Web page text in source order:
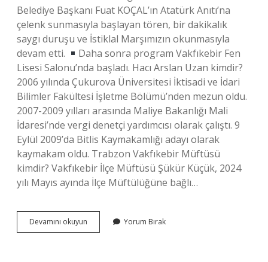
Belediye Başkanı Fuat KOÇAL’ın Atatürk Anıtı’na
çelenk sunmasıyla başlayan tören, bir dakikalık
saygı duruşu ve İstiklal Marşımızın okunmasıyla
devam etti.
Daha sonra program Vakfıkebir Fen
Lisesi Salonu’nda başladı. Hacı Arslan Uzan kimdir?
2006 yılında Çukurova Üniversitesi İktisadi ve İdari
Bilimler Fakültesi İşletme Bölümü’nden mezun oldu.
2007-2009 yılları arasında Maliye Bakanlığı Mali
İdaresi’nde vergi denetçi yardımcısı olarak çalıştı. 9
Eylül 2009’da Bitlis Kaymakamlığı adayı olarak
kaymakam oldu. Trabzon Vakfıkebir Müftüsü
kimdir? Vakfıkebir İlçe Müftüsü Şükür Küçük, 2024
yılı Mayıs ayında İlçe Müftülüğüne bağlı…
Devamını okuyun Trabzon
Vakfıkebir
Yorum Bırak